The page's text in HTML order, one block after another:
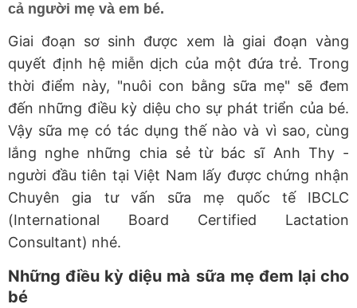
cả người mẹ và em bé.
Giai đoạn sơ sinh được xem là giai đoạn vàng
quyết định hệ miễn dịch của một đứa trẻ. Trong
thời điểm này, "nuôi con bằng sữa mẹ" sẽ đem
đến những điều kỳ diệu cho sự phát triển của bé.
Vậy sữa mẹ có tác dụng thế nào và vì sao, cùng
lắng nghe những chia sẻ từ bác sĩ Anh Thy -
người đầu tiên tại Việt Nam lấy được chứng nhận
Chuyên gia tư vấn sữa mẹ quốc tế IBCLC
(International Board Certified Lactation
Consultant) nhé.
Những điều kỳ diệu mà sữa mẹ đem lại cho
bé